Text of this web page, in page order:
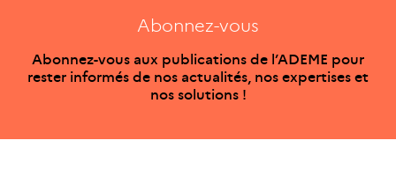
Abonnez-vous
Abonnez-vous aux publications de l’ADEME pour
rester informés de nos actualités, nos expertises et
nos solutions !